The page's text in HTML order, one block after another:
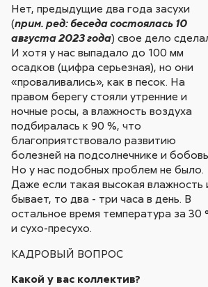
Нет, предыдущие два года засухи
(прим. ред: беседа состоялась 10
августа 2023 года) свое дело
И хотя у нас выпадало до 100 мм
осадков (цифра серьезная), но они
«проваливались», как в песок. На
правом берегу стояли утренние и
ночные росы, а влажность воздуха
подбиралась к 90 %, что
благоприятствовало развитию
болезней на подсолнечнике и
Но у нас подобных проблем не было.
Даже если такая высокая влажность
бывает, то два - три часа в день. В
остальное время температура за 30
и сухо-пресухо.
КАДРОВЫЙ ВОПРОС
Какой у вас коллектив?